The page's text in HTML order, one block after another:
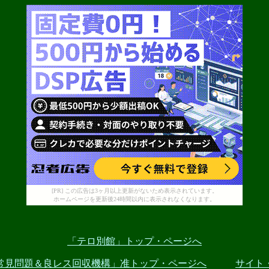
[PR] この広告は3ヶ月以上更新がないため表示されています。
ホームページを更新後24時間以内に表示されなくなります。
「テロ別館」トップ・ページへ
見問題＆良レス回収機構」准トップ・ページへ サイト